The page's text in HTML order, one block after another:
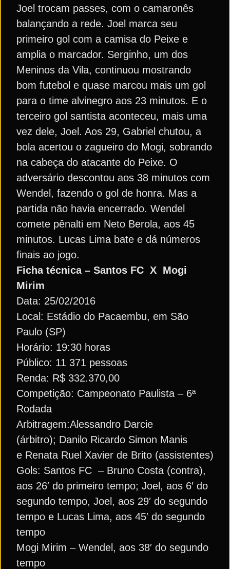
Joel trocam passes, com o camaronês
balançando a rede. Joel marca seu
primeiro gol com a camisa do Peixe e
amplia o marcador. Serginho, um dos
Meninos da Vila, continuou mostrando
bom futebol e quase marcou mais um gol
para o time alvinegro aos 23 minutos. E o
terceiro gol santista aconteceu, mais uma
vez dele, Joel. Aos 29, Gabriel chutou, a
bola acertou o zagueiro do Mogi, sobrando
na cabeça do atacante do Peixe. O
adversário descontou aos 38 minutos com
Wendel, fazendo o gol de honra. Mas a
partida não havia encerrado. Wendel
comete pênalti em Neto Berola, aos 45
minutos. Lucas Lima bate e dá números
finais ao jogo.
Ficha técnica – Santos FC X Mogi
Mirim
Data: 25/02/2016
Local: Estádio do Pacaembu, em São
Paulo (SP)
Horário: 19:30 horas
Público: 11 371 pessoas
Renda: R$ 332.370,00
Competição: Campeonato Paulista – 6ª
Rodada
Arbitragem:Alessandro Darcie
(árbitro); Danilo Ricardo Simon Manis
e Renata Ruel Xavier de Brito (assistentes)
Gols: Santos FC – Bruno Costa (contra),
aos 26′ do primeiro tempo; Joel, aos 6′ do
segundo tempo, Joel, aos 29′ do segundo
tempo e Lucas Lima, aos 45′ do segundo
tempo
Mogi Mirim – Wendel, aos 38′ do segundo
tempo